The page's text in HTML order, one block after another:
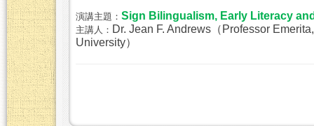
演講主題： Sign Bilingualism, Early Literacy
主講人： Dr. Jean F. Andrews（Professor
University）